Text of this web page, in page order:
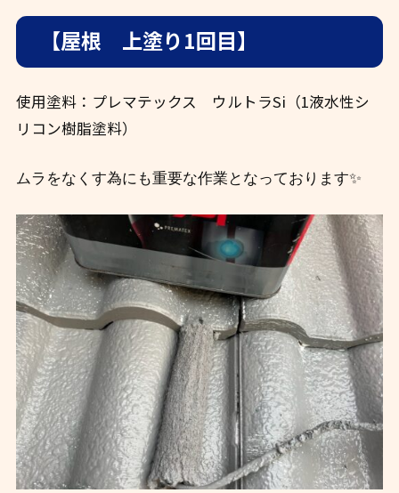
【屋根 上塗り1回目】
使用塗料：プレマテックス ウルトラSi（1液水性シ
リコン樹脂塗料）
ムラをなくす為にも重要な作業となっております✨